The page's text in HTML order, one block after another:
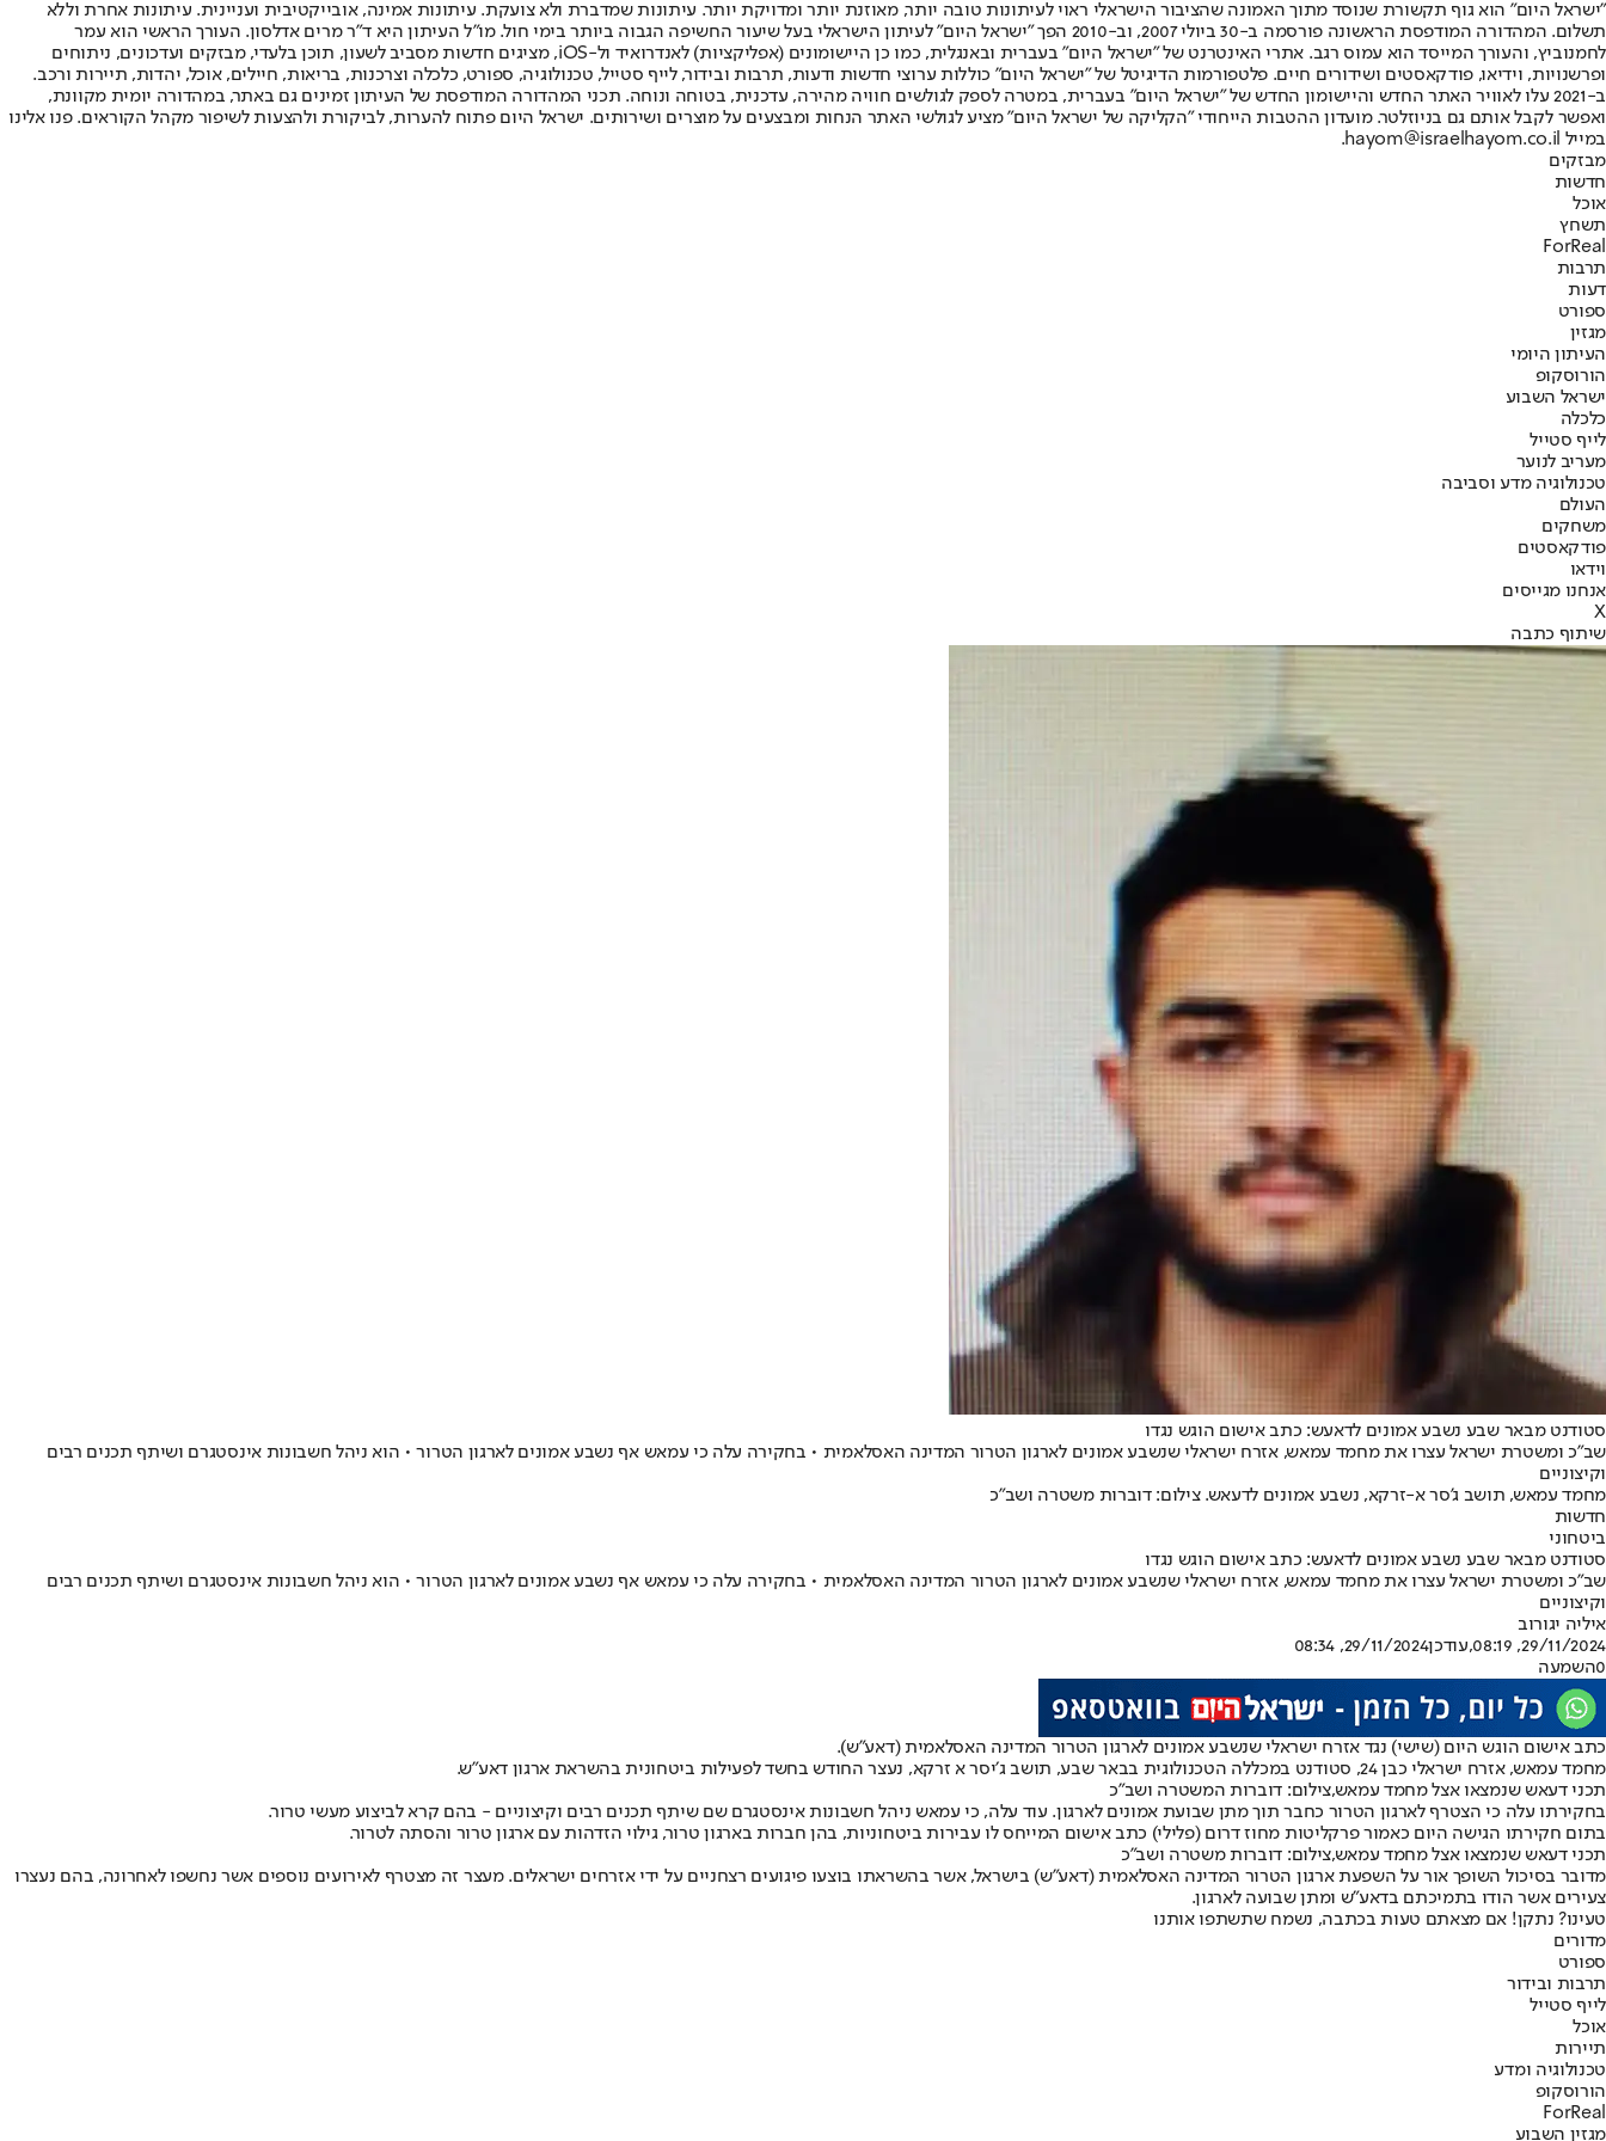
"ישראל היום" הוא גוף תקשורת שנוסד מתוך האמונה שהציבור הישראלי ראוי לעיתונות טובה יותר, מאוזנת יותר ומדויקת יותר. עיתונות שמדברת ולא צועקת. עיתונות אמינה, אובייקטיבית ועניינית. עיתונות אחרת וללא
תשלום. המהדורה המודפסת הראשונה פורסמה ב-30 ביולי 2007, וב-2010 הפך "ישראל היום" לעיתון הישראלי בעל שיעור החשיפה הגבוה ביותר בימי חול. מו"ל העיתון היא ד"ר מרים אדלסון. העורך הראשי הוא עמר
לחמנוביץ, והעורך המייסד הוא עמוס רגב. אתרי האינטרנט של "ישראל היום" בעברית ובאנגלית, כמו כן היישומונים (אפליקציות) לאנדרואיד ול-iOS, מציגים חדשות מסביב לשעון, תוכן בלעדי, מבזקים ועדכונים, ניתוחים
ופרשנויות, וידיאו, פודקאסטים ושידורים חיים. פלטפורמות הדיגיטל של "ישראל היום" כוללות ערוצי חדשות ודעות, תרבות ובידור, לייף סטייל, טכנולוגיה, ספורט, כלכלה וצרכנות, בריאות, חיילים, אוכל, יהדות, תיירות ורכב.
ב-2021 עלו לאוויר האתר החדש והיישומון החדש של "ישראל היום" בעברית, במטרה לספק לגולשים חוויה מהירה, עדכנית, בטוחה ונוחה. תכני המהדורה המודפסת של העיתון זמינים גם באתר, במהדורה יומית מקוונת,
ואפשר לקבל אותם גם בניוזלטר. מועדון ההטבות הייחודי "הקליקה של ישראל היום" מציע לגולשי האתר הנחות ומבצעים על מוצרים ושירותים. ישראל היום פתוח להערות, לביקורת ולהצעות לשיפור מקהל הקוראים. פנו אלינו
במייל hayom@israelhayom.co.il.
מבזקים
חדשות
אוכל
תשחץ
ForReal
תרבות
דעות
ספורט
מגזין
העיתון היומי
הורוסקופ
ישראל השבוע
כלכלה
לייף סטייל
מעריב לנוער
טכנולוגיה מדע וסביבה
העולם
משחקים
פודקאסטים
וידאו
אנחנו מגייסים
X
שיתוף כתבה
סטודנט מבאר שבע נשבע אמונים לדאעש: כתב אישום הוגש נגדו
שב״כ ומשטרת ישראל עצרו את מחמד עמאש, אזרח ישראלי שנשבע אמונים לארגון הטרור המדינה האסלאמית • בחקירה עלה כי עמאש אף נשבע אמונים לארגון הטרור • הוא ניהל חשבונות אינסטגרם ושיתף תכנים רבים
וקיצוניים
מחמד עמאש, תושב ג'סר א-זרקא, נשבע אמונים לדעאש. צילום: דוברות משטרה ושב"כ
חדשות
ביטחוני
סטודנט מבאר שבע נשבע אמונים לדאעש: כתב אישום הוגש נגדו
שב״כ ומשטרת ישראל עצרו את מחמד עמאש, אזרח ישראלי שנשבע אמונים לארגון הטרור המדינה האסלאמית • בחקירה עלה כי עמאש אף נשבע אמונים לארגון הטרור • הוא ניהל חשבונות אינסטגרם ושיתף תכנים רבים
וקיצוניים
איליה יגורוב
29/11/2024, 08:19
,עודכן29/11/2024, 08:34
0השמעה
כתב אישום הוגש היום (שישי) נגד אזרח ישראלי שנשבע אמונים לארגון הטרור המדינה האסלאמית (דאע״ש).
מחמד עמאש, אזרח ישראלי כבן 24, סטודנט במכללה הטכנולוגית בבאר שבע, תושב ג׳יסר א זרקא, נעצר החודש בחשד לפעילות ביטחונית בהשראת ארגון דאע״ש.
תכני דעאש שנמצאו אצל מחמד עמאש,צילום: דוברות המשטרה ושב"כ
בחקירתו עלה כי הצטרף לארגון הטרור כחבר תוך מתן שבועת אמונים לארגון. עוד עלה, כי עמאש ניהל חשבונות אינסטגרם שם שיתף תכנים רבים וקיצוניים - בהם קרא לביצוע מעשי טרור.
בתום חקירתו הגישה היום כאמור פרקליטות מחוז דרום (פלילי) כתב אישום המייחס לו עבירות ביטחוניות, בהן חברות בארגון טרור, גילוי הזדהות עם ארגון טרור והסתה לטרור.
תכני דעאש שנמצאו אצל מחמד עמאש,צילום: דוברות משטרה ושב"כ
מדובר בסיכול השופך אור על השפעת ארגון הטרור המדינה האסלאמית (דאע״ש) בישראל, אשר בהשראתו בוצעו פיגועים רצחניים על ידי אזרחים ישראלים. מעצר זה מצטרף לאירועים נוספים אשר נחשפו לאחרונה, בהם נעצרו
צעירים אשר הודו בתמיכתם בדאע״ש ומתן שבועה לארגון.
טעינו? נתקן! אם מצאתם טעות בכתבה, נשמח שתשתפו אותנו
מדורים
ספורט
תרבות ובידור
לייף סטייל
אוכל
תיירות
טכנולוגיה ומדע
הורוסקופ
ForReal
מגזין השבוע